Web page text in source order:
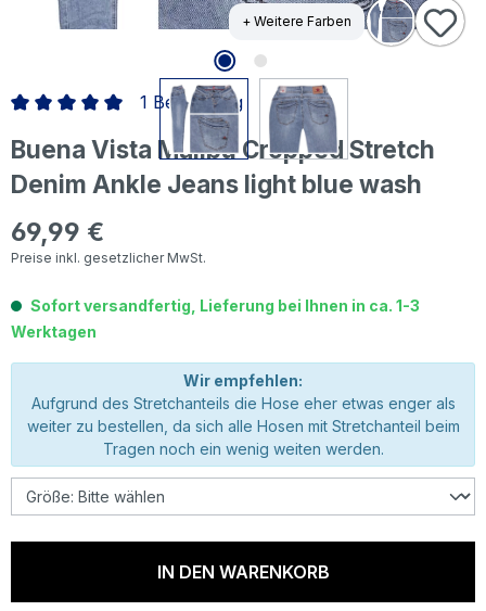
+ Weitere Farben
Buena Vista Malibu Cropped Stretch
Denim Ankle Jeans light blue wash
Regulärer Preis:
69,99 €
Preise inkl. gesetzlicher MwSt.
Durchschnittliche Bewertung von 5 von 5 Sternen
1 Bewertung
Sofort versandfertig, Lieferung bei Ihnen in ca. 1-3
Werktagen
Wir empfehlen:
Aufgrund des Stretchanteils die Hose eher etwas enger als
weiter zu bestellen, da sich alle Hosen mit Stretchanteil beim
Tragen noch ein wenig weiten werden.
IN DEN WARENKORB